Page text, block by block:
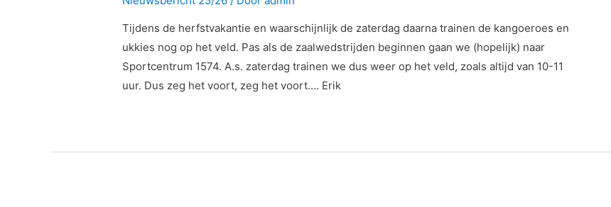
Tijdens de herfstvakantie en waarschijnlijk de zaterdag daarna trainen de kangoeroes en
ukkies nog op het veld. Pas als de zaalwedstrijden beginnen gaan we (hopelijk) naar
Sportcentrum 1574. A.s. zaterdag trainen we dus weer op het veld, zoals altijd van 10-11
uur. Dus zeg het voort, zeg het voort…. Erik